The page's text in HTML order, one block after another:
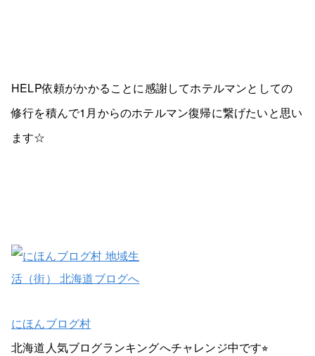
HELP依頼がかかることに感謝してホテルマンとしての
修行を積んで1月からのホテルマン復帰に繋げたいと思い
ます☆
にほんブログ村
北海道人気ブログランキングへチャレンジ中です⭐︎